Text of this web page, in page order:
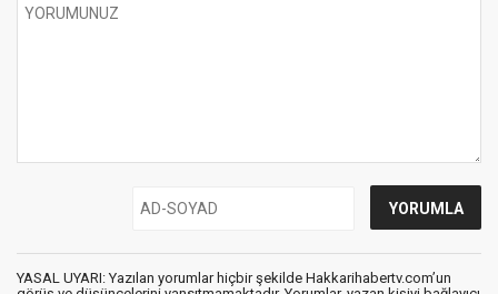
YASAL UYARI: Yazılan yorumlar hiçbir şekilde Hakkarihabertv.com’un